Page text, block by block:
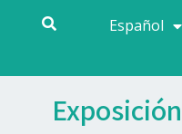
Español
Français
Exposición